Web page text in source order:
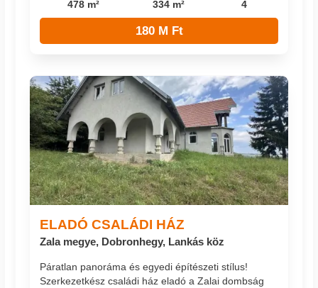
478 m² 334 m² 4
180 M Ft
ELADÓ CSALÁDI HÁZ
Zala megye, Dobronhegy, Lankás köz
Páratlan panoráma és egyedi építészeti stílus!
Szerkezetkész családi ház eladó a Zalai dombság